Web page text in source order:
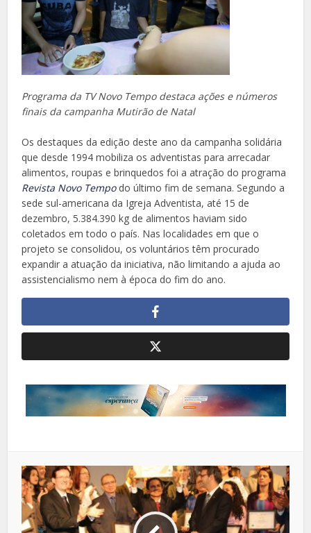
Programa da TV Novo Tempo destaca ações e números
finais da campanha Mutirão de Natal
Os destaques da edição deste ano da campanha solidária
que desde 1994 mobiliza os adventistas para arrecadar
alimentos, roupas e brinquedos foi a atração do programa
Revista Novo Tempodo último fim de semana. Segundo a
sede sul-americana da Igreja Adventista, até 15 de
dezembro, 5.384.390 kg de alimentos haviam sido
coletados em todo o país. Nas localidades em que o
projeto se consolidou, os voluntários têm procurado
expandir a atuação da iniciativa, não limitando a ajuda ao
assistencialismo nem à época do fim do ano.